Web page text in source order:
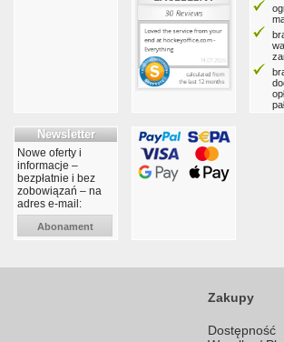
Newsletter
Nowe oferty i
informacje –
bezpłatnie i bez
zobowiązań – na
adres e-mail:
Abonament
Zakupy
Dostępność